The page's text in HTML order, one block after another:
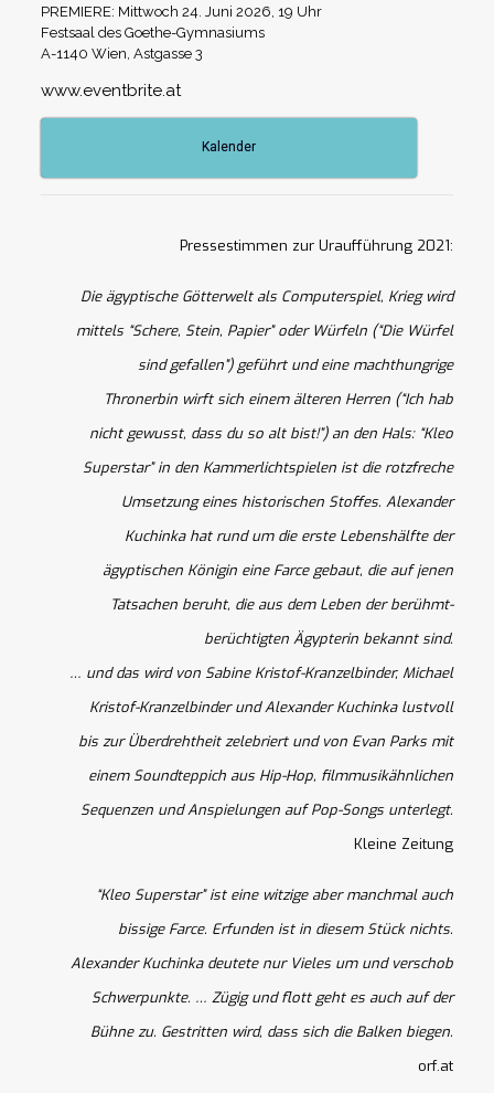
PREMIERE: Mittwoch 24. Juni 2026, 19 Uhr
Festsaal des Goethe-Gymnasiums
A-1140 Wien, Astgasse 3
www.eventbrite.at
Kalender
Pressestimmen zur Uraufführung 2021:
Die ägyptische Götterwelt als Computerspiel, Krieg wird
mittels “Schere, Stein, Papier” oder Würfeln (“Die Würfel
sind gefallen”) geführt und eine machthungrige
Thronerbin wirft sich einem älteren Herren (“Ich hab
nicht gewusst, dass du so alt bist!”) an den Hals: “Kleo
Superstar” in den Kammerlichtspielen ist die rotzfreche
Umsetzung eines historischen Stoffes. Alexander
Kuchinka hat rund um die erste Lebenshälfte der
ägyptischen Königin eine Farce gebaut, die auf jenen
Tatsachen beruht, die aus dem Leben der berühmt-
berüchtigten Ägypterin bekannt sind.
… und das wird von Sabine Kristof-Kranzelbinder, Michael
Kristof-Kranzelbinder und Alexander Kuchinka lustvoll
bis zur Überdrehtheit zelebriert und von Evan Parks mit
einem Soundteppich aus Hip-Hop, filmmusikähnlichen
Sequenzen und Anspielungen auf Pop-Songs unterlegt.
Kleine Zeitung
“Kleo Superstar” ist eine witzige aber manchmal auch
bissige Farce. Erfunden ist in diesem Stück nichts.
Alexander Kuchinka deutete nur Vieles um und verschob
Schwerpunkte. … Zügig und flott geht es auch auf der
Bühne zu. Gestritten wird, dass sich die Balken biegen.
orf.at